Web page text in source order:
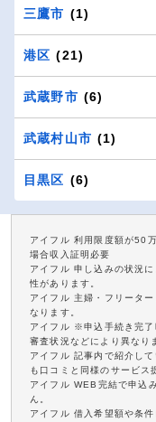
三鷹市 (1)
港区 (21)
武蔵野市 (6)
武蔵村山市 (1)
目黒区 (6)
アイフル 利用限度額が50
場合収入証明必要
アイフル 申し込みの状況
性があります。
アイフル 主婦・フリータ
なります。
アイフル ※申込手続き完了
審査状況などにより異なり
アイフル 記事内で紹介し
も口コミと同様のサービス
アイフル WEB完結で申込
ん。
アイフル 借入希望額や条